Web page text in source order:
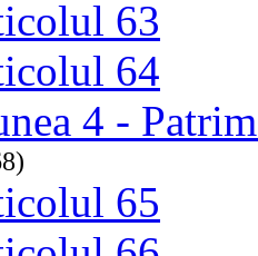
63
64
4 -
65